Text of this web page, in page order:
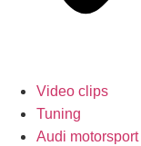
Video clips
Tuning
Audi motorsport